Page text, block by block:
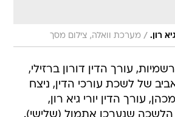
רון. / מערכת וואלה, צילום מסך
עורך הדין דורון ברזילי,
של לשכת עורכי הדין, ניצח
עורך הדין יורי גיא רון,